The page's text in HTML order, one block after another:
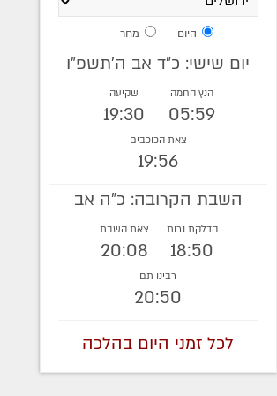
היום מחר
יום שישי: כ"ד אב ה׳תשפ״ו
הנץ החמה
05:59
שקיעה
19:30
צאת הכוכבים
19:56
השבת הקרובה: כ"ה אב
הדלקת נרות
18:50
צאת השבת
20:08
רבינו תם
20:50
לכל זמני היום בהלכה